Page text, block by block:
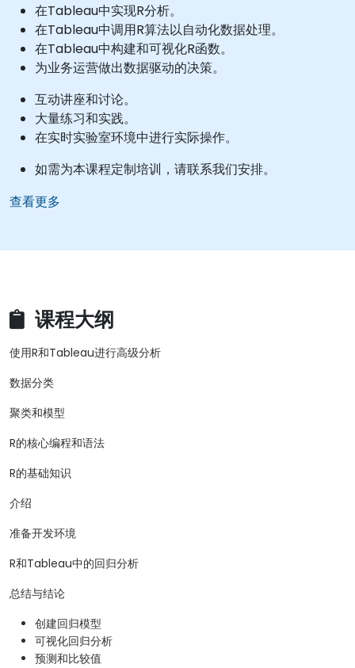
在Tableau中实现R分析。
在Tableau中调用R算法以自动化数据处理。
在Tableau中构建和可视化R函数。
为业务运营做出数据驱动的决策。
互动讲座和讨论。
大量练习和实践。
在实时实验室环境中进行实际操作。
如需为本课程定制培训，请联系我们安排。
查看更多
课程大纲
使用R和Tableau进行高级分析
数据分类
聚类和模型
R的核心编程和语法
R的基础知识
介绍
准备开发环境
R和Tableau中的回归分析
总结与结论
创建回归模型
可视化回归分析
预测和比较值